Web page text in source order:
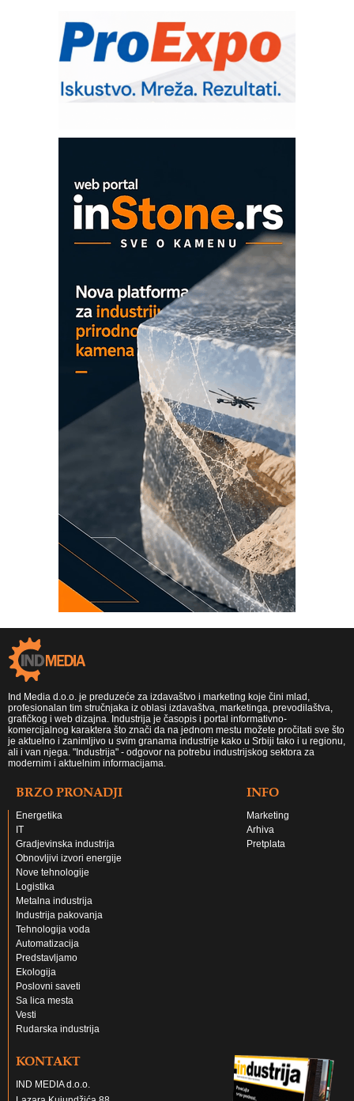
poverenja u industriji
RMQ-TITAN ADVANCED INDICATOR
– Pametna signalizacija za efikasnije
upravljanje mašinama
Sigurnije ispitivanje transformatora u
OBO sistemi mrežastih nosača kablova
mrežnog pretvarača sa tečnim
hlađenjem
COMBYPACK
EVOKS Maintenance Management
ROSA i SCHUNK podižu proizvodnju
Ind Media d.o.o. je preduzeće za izdavaštvo i marketing koje čini mlad,
profesionalan tim stručnjaka iz oblasi izdavaštva, marketinga, prevodilaštva,
grafičkog i web dizajna. Industrija je časopis i portal informativno-
komercijalnog karaktera što znači da na jednom mestu možete pročitati sve što
je aktuelno i zanimljivo u svim granama industrije kako u Srbiji tako i u regionu,
ali i van njega. "Industrija" - odgovor na potrebu industrijskog sektora za
modernim i aktuelnim informacijama.
BRZO PRONADJI
Energetika
IT
Gradjevinska industrija
Obnovljivi izvori energije
Nove tehnologije
Logistika
Metalna industrija
Industrija pakovanja
Tehnologija voda
Automatizacija
Predstavljamo
Ekologija
Poslovni saveti
Sa lica mesta
Vesti
Rudarska industrija
INFO
Marketing
Arhiva
Pretplata
KONTAKT
IND MEDIA d.o.o.